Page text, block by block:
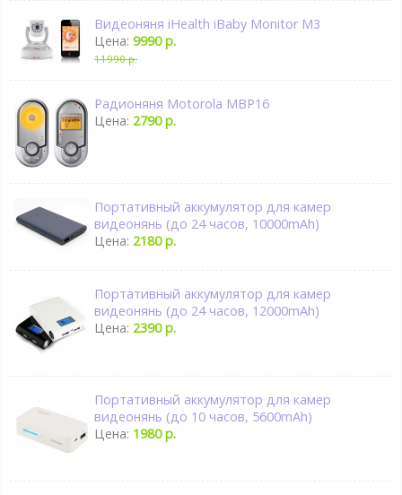
Видеоняня iHealth iBaby Monitor M3
Цена:9990 р.
11990 р.
Радионяня Motorola MBP16
Цена: 2790 р.
Портативный аккумулятор для камер
видеонянь (до 24 часов, 10000mAh)
Цена: 2180 р.
Портативный аккумулятор для камер
видеонянь (до 24 часов, 12000mAh)
Цена: 2390 р.
Портативный аккумулятор для камер
видеонянь (до 10 часов, 5600mAh)
Цена: 1980 р.